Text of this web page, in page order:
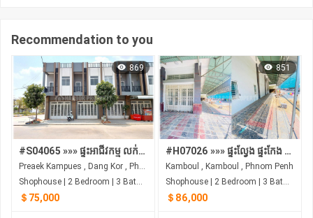
Recommendation to you
869
#S04065 »»» ផ្ទះអាជីវកម្ម លក់បន្ទាន់ ផ្លូវមេ ២០ម ផ្ទះមិនទាន់ចូលនៅ ជិតព្រលានយន្តហោះថ្មី
Preaek Kampues , Dang Kor , Phnom Penh
Shophouse | 2 Bedroom | 3 Bathroom | 0m²
＄75,000
851
#H07026 »»» ផ្ទះល្វែង​ ផ្ទះកែង ងាយស្រួលប្រកបអាជីវកម្ម នៅបុរីពិភពថ្មី កំបូល១ បត់ពីផ្លូវមេ ABA ទៅត្រង់ ៦០០ម
Kamboul , Kamboul , Phnom Penh
Shophouse | 2 Bedroom | 3 Bathroom | 0m²
＄86,000